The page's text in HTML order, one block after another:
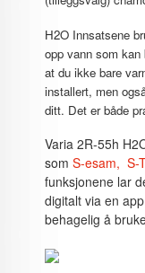
H2O Innsatsene
opp vann som
at du ikke bare
installert, men
ditt. Det er både
Varia 2R-55h
somS-esam, S-
funksjonene lar
digitalt via en
behagelig å